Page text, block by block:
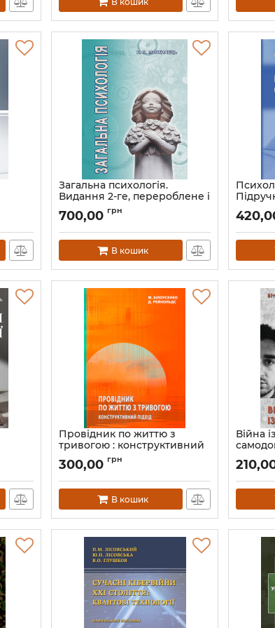
Загальна психологія.
Видання 2-ге, перероблене і
доповнене
Артикул: Л13413
700,00 грн
В кошик
Артикул:
Провідник по життю з
тривогою : конструктивний
підхід. 2-ге видання,
переробл. і доп.
Артикул: Л13386
300,00 грн
В кошик
Війна
Артикул: